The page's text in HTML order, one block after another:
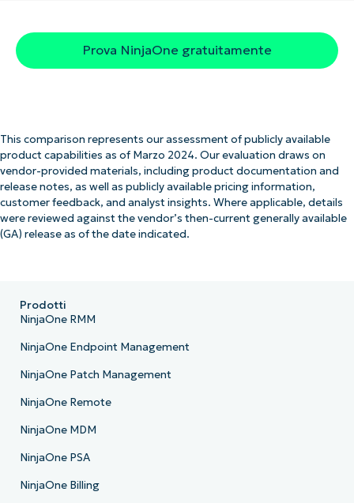
Prova NinjaOne gratuitamente
This comparison represents our assessment of publicly available
product capabilities as of Marzo 2024. Our evaluation draws on
vendor-provided materials, including product documentation and
release notes, as well as publicly available pricing information,
customer feedback, and analyst insights. Where applicable, details
were reviewed against the vendor’s then-current generally available
(GA) release as of the date indicated.
Prodotti
NinjaOne RMM
NinjaOne Endpoint Management
NinjaOne Patch Management
NinjaOne Remote
NinjaOne MDM
NinjaOne PSA
NinjaOne Billing